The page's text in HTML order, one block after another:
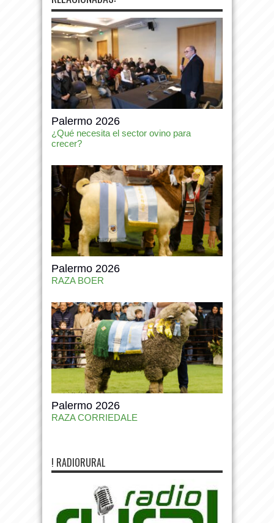
Palermo 2026
¿Qué necesita el sector ovino para
crecer?
Palermo 2026
RAZA BOER
Palermo 2026
RAZA CORRIEDALE
! RADIORURAL